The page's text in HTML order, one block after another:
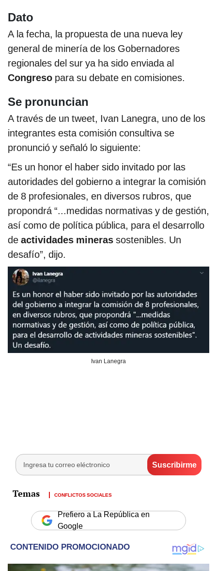
Dato
A la fecha, la propuesta de una nueva ley
general de minería de los Gobernadores
regionales del sur ya ha sido enviada al
Congreso para su debate en comisiones.
Se pronuncian
A través de un tweet, Ivan Lanegra, uno de los
integrantes esta comisión consultiva se
pronunció y señaló lo siguiente:
“Es un honor el haber sido invitado por las
autoridades del gobierno a integrar la comisión
de 8 profesionales, en diversos rubros, que
propondrá “...medidas normativas y de gestión,
así como de política pública, para el desarrollo
de actividades mineras sostenibles. Un
desafío”, dijo.
Ivan Lanegra
CONFLICTOS SOCIALES
Prefiero a La República en
Google